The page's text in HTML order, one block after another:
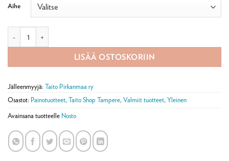
Aihe
LISÄÄ OSTOSKORIIN
Jälleenmyyjä: Taito Pirkanmaa ry
Osastot: Painotuotteet, Taito Shop Tampere, Valmiit tuotteet, Yleinen
Avainsana tuotteelle Nosto